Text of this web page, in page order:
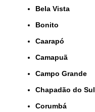
Bela Vista
Bonito
Caarapó
Camapuã
Campo Grande
Chapadão do Sul
Corumbá